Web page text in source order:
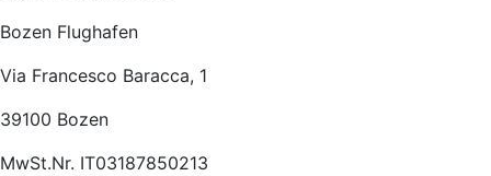
Bozen Flughafen
Via Francesco Baracca, 1
39100 Bozen
MwSt.Nr. IT03187850213